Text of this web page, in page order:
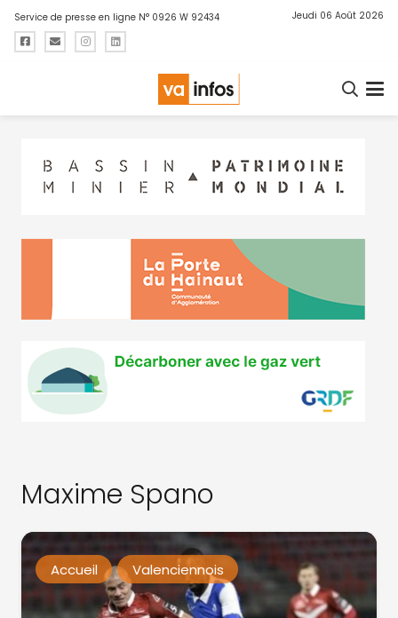
Service de presse en ligne N° 0926 W 92434 Jeudi 06 Août 2026
Maxime Spano
Accueil Valenciennois